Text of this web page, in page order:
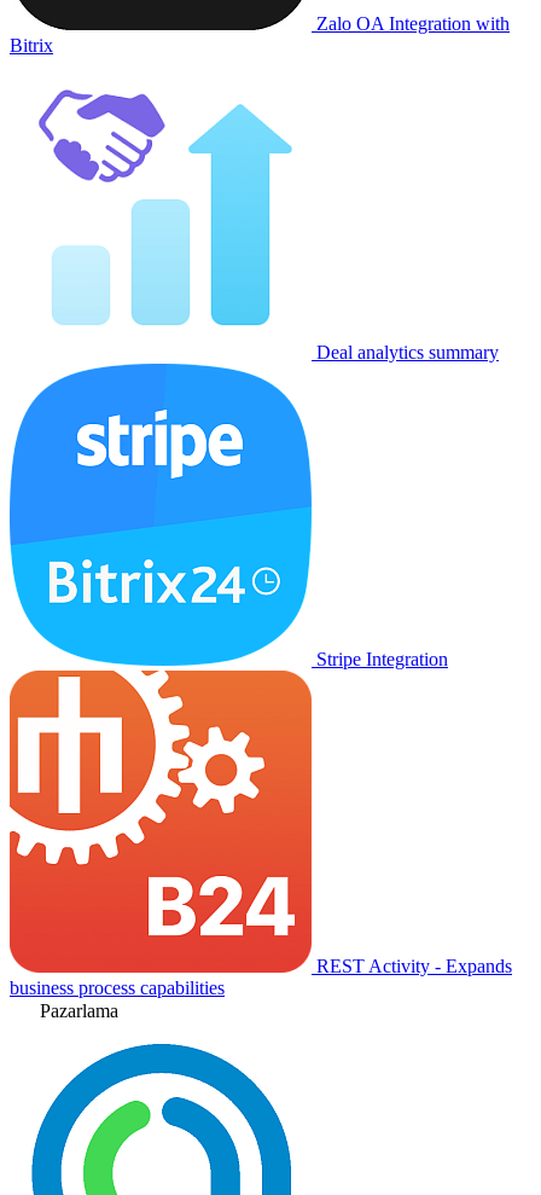
Zalo OA Integration with
Bitrix
Deal analytics summary
Stripe Integration
REST Activity - Expands
business process capabilities
Pazarlama